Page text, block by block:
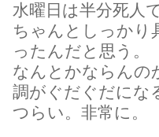
水曜日は半分死人
ちゃんとしっかり
ったんだと思う。
なんとかならんの
調がぐだぐだにな
つらい。非常に。